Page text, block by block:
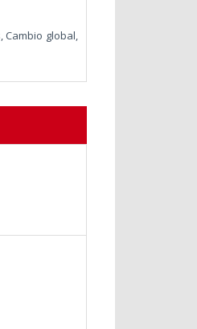
global,